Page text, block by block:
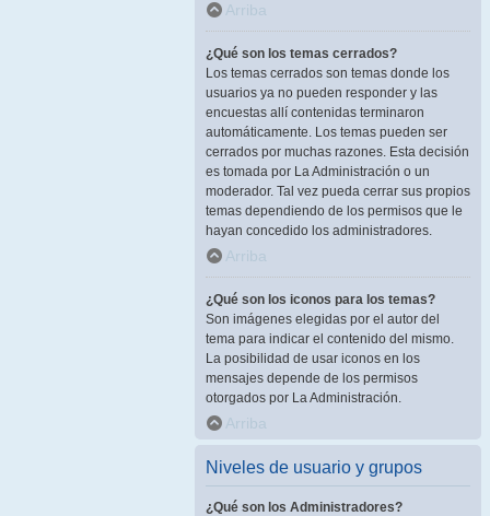
Arriba
¿Qué son los temas cerrados?
Los temas cerrados son temas donde los
usuarios ya no pueden responder y las
encuestas allí contenidas terminaron
automáticamente. Los temas pueden ser
cerrados por muchas razones. Esta decisión
es tomada por La Administración o un
moderador. Tal vez pueda cerrar sus propios
temas dependiendo de los permisos que le
hayan concedido los administradores.
Arriba
¿Qué son los iconos para los temas?
Son imágenes elegidas por el autor del
tema para indicar el contenido del mismo.
La posibilidad de usar iconos en los
mensajes depende de los permisos
otorgados por La Administración.
Arriba
Niveles de usuario y grupos
¿Qué son los Administradores?